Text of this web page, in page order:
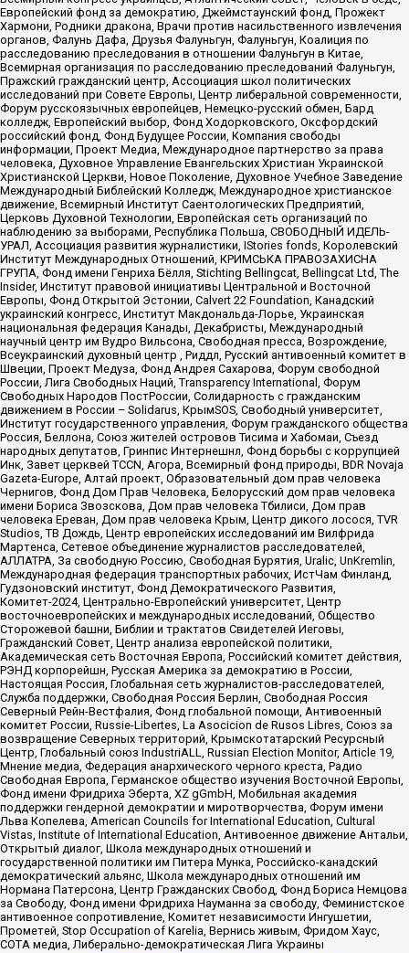
Европейский фонд за демократию, Джеймстаунский фонд, Прожект
Хармони, Родники дракона, Врачи против насильственного извлечения
органов, Фалунь Дафа, Друзья Фалуньгун, Фалуньгун, Коалиция по
расследованию преследования в отношении Фалуньгун в Китае,
Всемирная организация по расследованию преследований Фалуньгун,
Пражский гражданский центр, Ассоциация школ политических
исследований при Совете Европы, Центр либеральной современности,
Форум русскоязычных европейцев, Немецко-русский обмен, Бард
колледж, Европейский выбор, Фонд Ходорковского, Оксфордский
российский фонд, Фонд Будущее России, Компания свободы
информации, Проект Медиа, Международное партнерство за права
человека, Духовное Управление Евангельских Христиан Украинской
Христианской Церкви, Новое Поколение, Духовное Учебное Заведение
Международный Библейский Колледж, Международное христианское
движение, Всемирный Институт Саентологических Предприятий,
Церковь Духовной Технологии, Европейская сеть организаций по
наблюдению за выборами, Республика Польша, СВОБОДНЫЙ ИДЕЛЬ-
УРАЛ, Ассоциация развития журналистики, IStories fonds, Королевский
Институт Международных Отношений, КРИМСЬКА ПРАВОЗАХИСНА
ГРУПА, Фонд имени Генриха Бёлля, Stichting Bellingcat, Bellingcat Ltd, The
Insider, Институт правовой инициативы Центральной и Восточной
Европы, Фонд Открытой Эстонии, Calvert 22 Foundation, Канадский
украинский конгресс, Институт Макдональда-Лорье, Украинская
национальная федерация Канады, Декабристы, Международный
научный центр им Вудро Вильсона, Свободная пресса, Возрождение,
Всеукраинский духовный центр , Риддл, Русский антивоенный комитет в
Швеции, Проект Медуза, Фонд Андрея Сахарова, Форум свободной
России, Лига Свободных Наций, Transparеncy International, Форум
Свободных Народов ПостРоссии, Солидарность с гражданским
движением в России – Solidarus, КрымSOS, Свободный университет,
Институт государственного управления, Форум гражданского общества
Россия, Беллона, Союз жителей островов Тисима и Хабомаи, Съезд
народных депутатов, Гринпис Интернешнл, Фонд борьбы с коррупцией
Инк, Завет церквей TCCN, Агора, Всемирный фонд природы, BDR Novaja
Gazeta-Europe, Алтай проект, Образовательный дом прав человека
Чернигов, Фонд Дом Прав Человека, Белорусский дом прав человека
имени Бориса Звозскова, Дом прав человека Тбилиси, Дом прав
человека Ереван, Дом прав человека Крым, Центр дикого лосося, TVR
Studios, ТВ Дождь, Центр европейских исследований им Вилфрида
Мартенса, Сетевое объединение журналистов расследователей,
АЛЛАТРА, За свободную Россию, Свободная Бурятия, Uralic, UnKremlin,
Международная федерация транспортных рабочих, ИстЧам Финланд,
Гудзоновский институт, Фонд Демократического Развития,
Комитет-2024, Центрально-Европейский университет, Центр
восточноевропейских и международных исследований, Общество
Сторожевой башни, Библии и трактатов Свидетелей Иеговы,
Гражданский Совет, Центр анализа европейской политики,
Академическая сеть Восточная Европа, Российский комитет действия,
РЭНД корпорейшн, Русская Америка за демократию в России,
Настоящая Россия, Глобальная сеть журналистов-расследователей,
Служба поддержки, Свободная Россия Берлин, Свободная Россия
Северный Рейн-Вестфалия, Фонд глобальной помощи, Антивоенный
комитет России, Russie-Libertes, La Asocicion de Rusos Libres, Союз за
возвращение Северных территорий, Крымскотатарский Ресурсный
Центр, Глобальный союз IndustriALL, Russian Election Monitor, Article 19,
Мнение медиа, Федерация анархического черного креста, Радио
Свободная Европа, Германское общество изучения Восточной Европы,
Фонд имени Фридриха Эберта, XZ gGmbH, Мобильная академия
поддержки гендерной демократии и миротворчества, Форум имени
Льва Копелева, American Councils for International Education, Cultural
Vistas, Institute of International Education, Антивоенное движение Антальи,
Открытый диалог, Школа международных отношений и
государственной политики им Питера Мунка, Российско-канадский
демократический альянс, Школа международных отношений им
Нормана Патерсона, Центр Гражданских Свобод, Фонд Бориса Немцова
за Свободу, Фонд имени Фридриха Науманна за свободу, Феминистское
антивоенное сопротивление, Комитет независимости Ингушетии,
Прометей, Stop Occupation of Karelia, Вернись живым, Фридом Хаус,
СОТА медиа, Либерально-демократическая Лига Украины